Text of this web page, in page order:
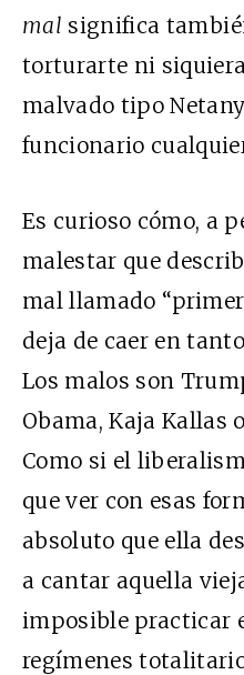
mal significa
torturarte ni
malvado tipo
funcionario
Es curioso cómo, a
malestar que
mal llamado
deja de caer en
Los malos son
Obama, Kaja Kallas
Como si el
que ver con esas
absoluto que ella
a cantar aquella
imposible practicar
regímenes